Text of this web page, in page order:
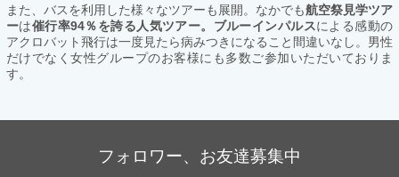
また、バスを利用した様々なツアーも展開。なかでも航空祭見学ツア
ーは催行率94％を誇る人気ツアー。ブルーインパルスによる感動の
アクロバット飛行は一度見たら病みつきになること間違いなし。男性
だけでなく女性グループのお客様にも多数ご参加いただいておりま
す。
フォロワー、お友達募集中